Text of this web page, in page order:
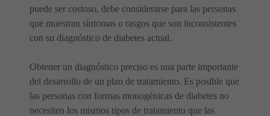
puede ser costoso, debe considerarse para las personas
que muestran síntomas o rasgos que son inconsistentes
con su diagnóstico de diabetes actual.
Obtener un diagnóstico preciso es una parte importante
del desarrollo de un plan de tratamiento. Es posible que
las personas con formas monogénicas de diabetes no
necesiten los mismos tipos de tratamiento que las